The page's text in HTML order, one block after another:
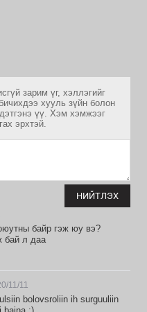
зарим үг, хэллэгийг
хууль зүйн болон
үү. Хэм хэмжээг
эрхтэй.
НИЙТЛЭХ
байр гэж юу вэ?
бай л даа
11/11
bolovsroliin ih surguuliin